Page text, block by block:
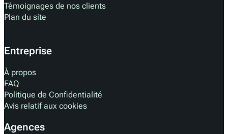
Témoignages de nos clients
Plan du site
Entreprise
À propos
FAQ
Politique de Confidentialité
Avis relatif aux cookies
Agences